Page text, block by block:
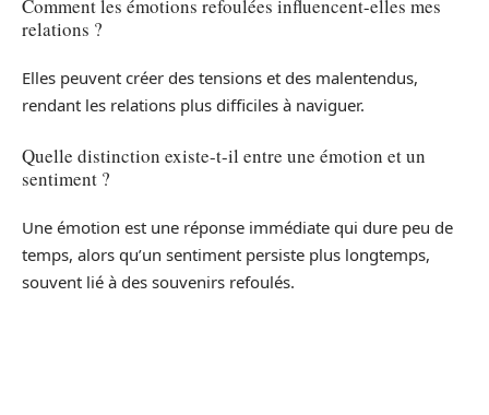
Comment les émotions refoulées influencent-elles mes
relations ?
Elles peuvent créer des tensions et des malentendus,
rendant les relations plus difficiles à naviguer.
Quelle distinction existe-t-il entre une émotion et un
sentiment ?
Une émotion est une réponse immédiate qui dure peu de
temps, alors qu’un sentiment persiste plus longtemps,
souvent lié à des souvenirs refoulés.